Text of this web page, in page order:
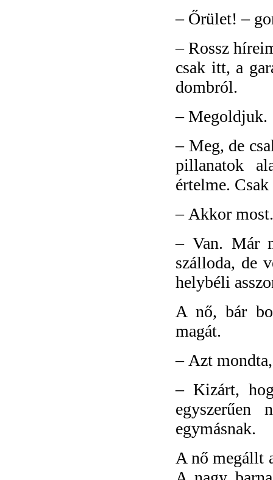
– Őrület! –
–Rossz
csak itt, a
dombról.
–Megoldjuk.
– Meg, de
pillanatok
értelme.
–Akkor
– Van. Már
szálloda, de
helybéli
A nő, bár
magát.
–Azt
– Kizárt,
egymásnak.
A nő megállt